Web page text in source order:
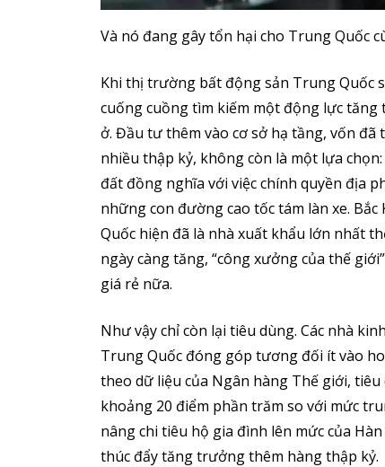
Và nó đang gây tổn hại cho Trung Quốc
Khi thị trường bất động sản Trung Quốc
cuống cuồng tìm kiếm một động lực
ở. Đầu tư thêm vào cơ sở hạ tầng, vốn
nhiều thập kỷ, không còn là một lựa
đất đồng nghĩa với việc chính quyền địa
những con đường cao tốc tám làn xe.
Quốc hiện đã là nhà xuất khẩu lớn nhất
ngày càng tăng, “công xưởng của thế
giá rẻ nữa.
Như vậy chỉ còn lại tiêu dùng. Các nhà
Trung Quốc đóng góp tương đối ít vào
theo dữ liệu của Ngân hàng Thế giới, tiêu
khoảng 20 điểm phần trăm so với mức
nâng chi tiêu hộ gia đình lên mức của
thúc đẩy tăng trưởng thêm hàng thập kỷ.